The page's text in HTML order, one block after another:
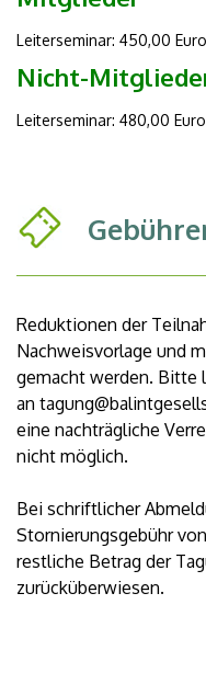
Leiterseminar: 450,00 Euro
Nicht-
Leiterseminar: 480,00 Euro
Reduktionen der
Nachweisvorlage und
gemacht werden. Bitte
an
eine nachträgliche
nicht möglich.
Bei schriftlicher
Stornierungsgebühr
restliche Betrag der
zurücküberwiesen.